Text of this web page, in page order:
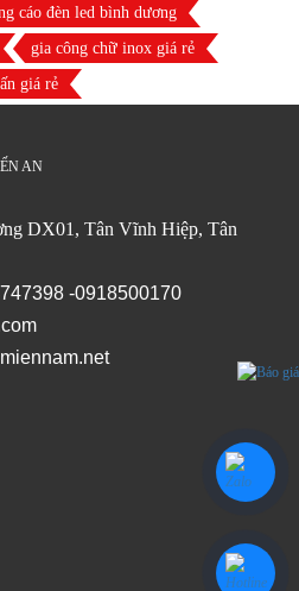
cáo đèn led bình dương
gia công chữ inox giá rẻ
giá rẻ
AN
DX01, Tân Vĩnh Hiệp, Tân
-0918500170